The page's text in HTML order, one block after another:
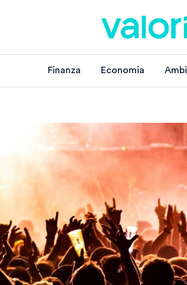
Finanza Economia